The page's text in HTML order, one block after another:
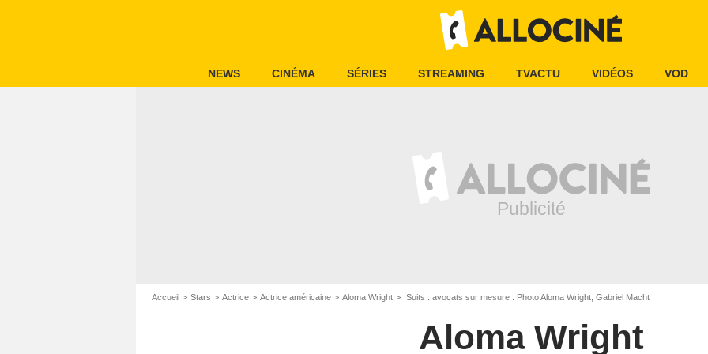
NEWS CINÉMA SÉRIES STREAMING TVACTU VIDÉOS VOD
Accueil Stars Actrice Actrice américaine Aloma Wright Suits : avocats sur mesure : Photo Aloma Wright, Gabriel Macht
Aloma Wright